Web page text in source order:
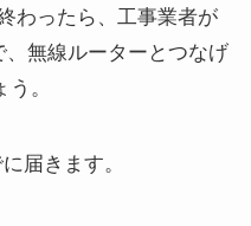
わったら、工事業者が
無線ルーターとつなげ
。
届きます。